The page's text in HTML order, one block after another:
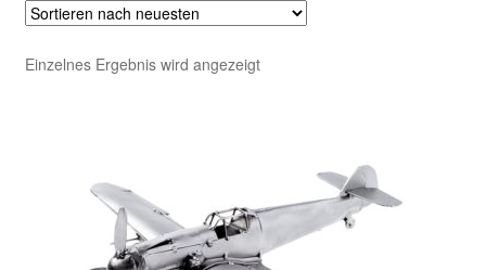
Einzelnes Ergebnis wird angezeigt